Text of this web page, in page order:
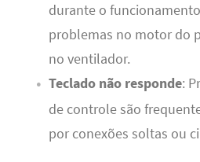
durante o
problemas no motor do
no ventilador.
Teclado não responde:
de controle são
por conexões soltas ou